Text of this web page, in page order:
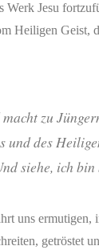
Jesu
Heiligen Geist,
zu
und des
siehe, ich
uns
getröstet